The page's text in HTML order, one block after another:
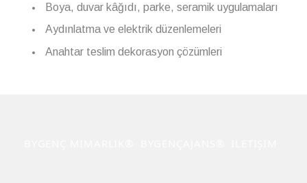
Boya, duvar kâğıdı, parke, seramik uygulamaları
Aydınlatma ve elektrik düzenlemeleri
Anahtar teslim dekorasyon çözümleri